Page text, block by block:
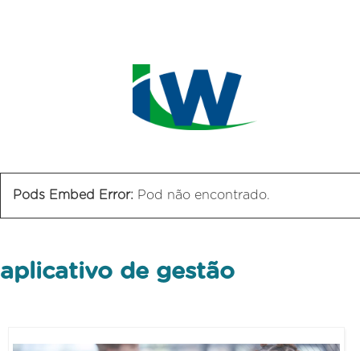
Pods Embed Error: Pod não encontrado.
aplicativo de gestão